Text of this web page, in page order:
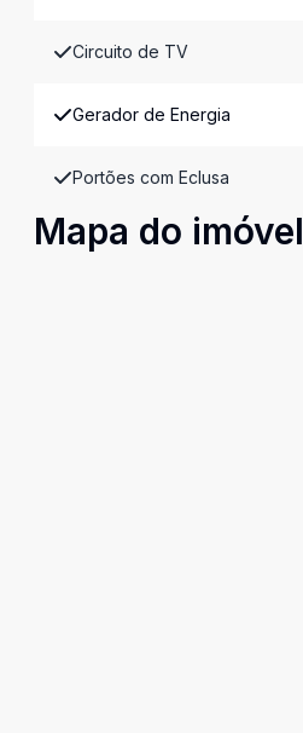
Circuito de TV
Gerador de Energia
Portões com Eclusa
Mapa do imóvel